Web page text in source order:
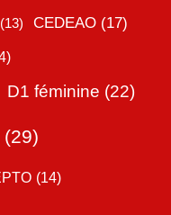
(13) CEDEAO (17)
D1 féminine (22)
(29)
(14)